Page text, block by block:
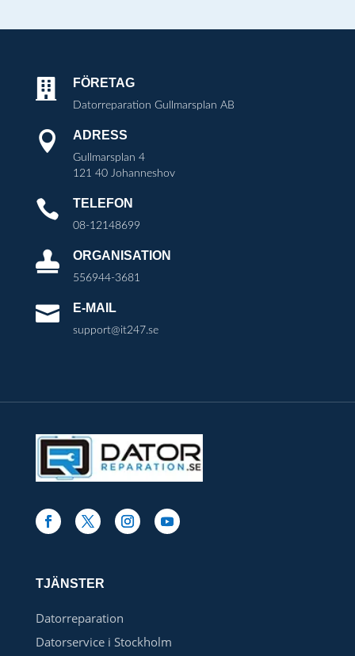
 FÖRETAG
Datorreparation Gullmarsplan AB
 ADRESS
Gullmarsplan 4
121 40 Johanneshov
 TELEFON
08-12148699
 ORGANISATION
556944-3681
 E-MAIL
support@it247.se
TJÄNSTER
Datorreparation
Datorservice i Stockholm